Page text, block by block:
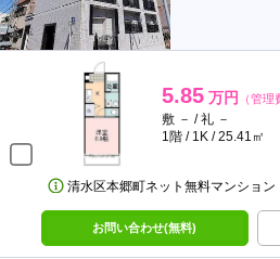
5.85 万円 （管理
敷 － / 礼 －
1階 / 1K / 25.41㎡
清水区本郷町ネット無料マンション
お問い合わせ(無料)